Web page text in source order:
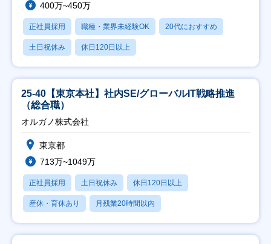
400万~450万
正社員採用 職種・業界未経験OK 20代におすすめ
土日祝休み 休日120日以上
25-40【東京本社】社内SE/グローバルIT戦略推進
（総合職）
オルガノ株式会社
東京都
713万~1049万
正社員採用 土日祝休み 休日120日以上
産休・育休あり 月残業20時間以内